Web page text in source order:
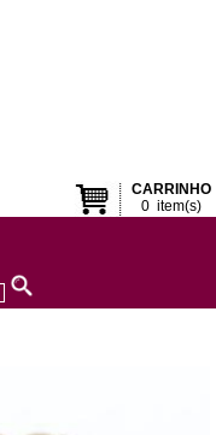
CARRINHO
0item(s)